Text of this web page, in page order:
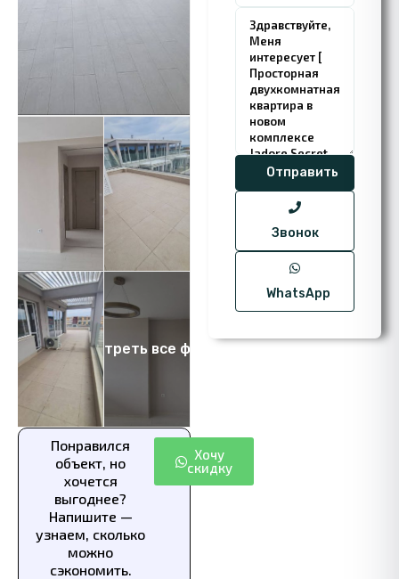
Посмотреть все фото 13
Понравился
объект, но
хочется
выгоднее?
Напишите —
узнаем, сколько
можно
сэкономить.
Хочу
скидку
Звонок
WhatsApp